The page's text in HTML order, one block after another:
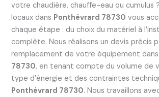
votre chaudière, chauffe-eau ou cumulus
locaux dans Ponthévrard 78730 vous
chaque étape : du choix du matériel à
complète. Nous réalisons un devis précis
remplacement de votre équipement dans
78730, en tenant compte du volume de
type d’énergie et des contraintes
Ponthévrard 78730. Nous travaillons